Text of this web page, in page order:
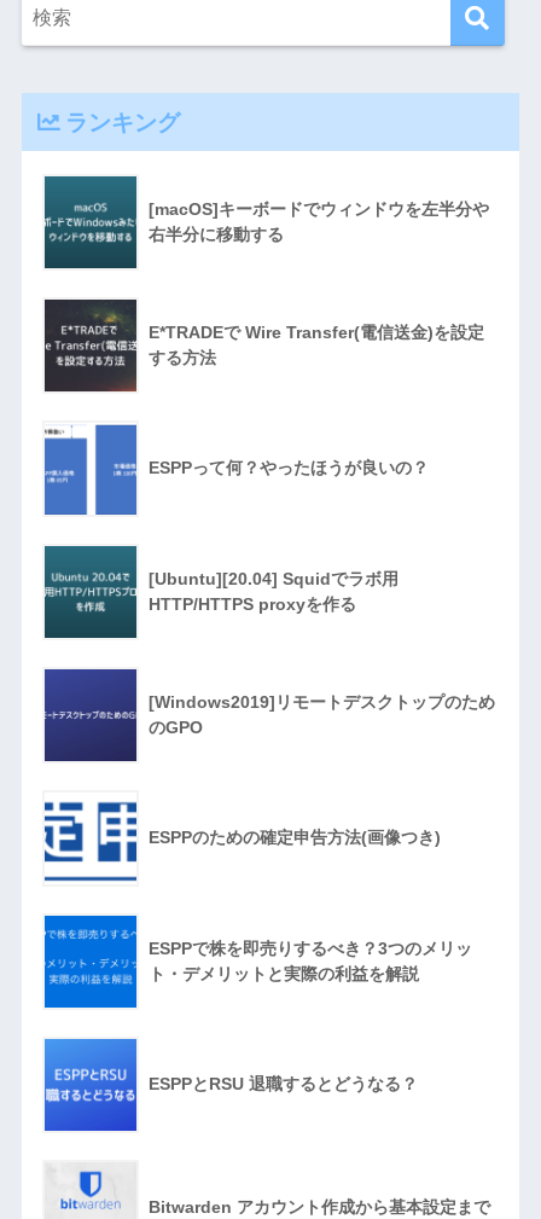
ランキング
[macOS]キーボードでウィンドウを左半分や
右半分に移動する
E*TRADEで Wire Transfer(電信送金)を設定
する方法
ESPPって何？やったほうが良いの？
[Ubuntu][20.04] Squidでラボ用
HTTP/HTTPS proxyを作る
[Windows2019]リモートデスクトップのため
のGPO
ESPPのための確定申告方法(画像つき)
ESPPで株を即売りするべき？3つのメリッ
ト・デメリットと実際の利益を解説
ESPPとRSU 退職するとどうなる？
Bitwarden アカウント作成から基本設定まで